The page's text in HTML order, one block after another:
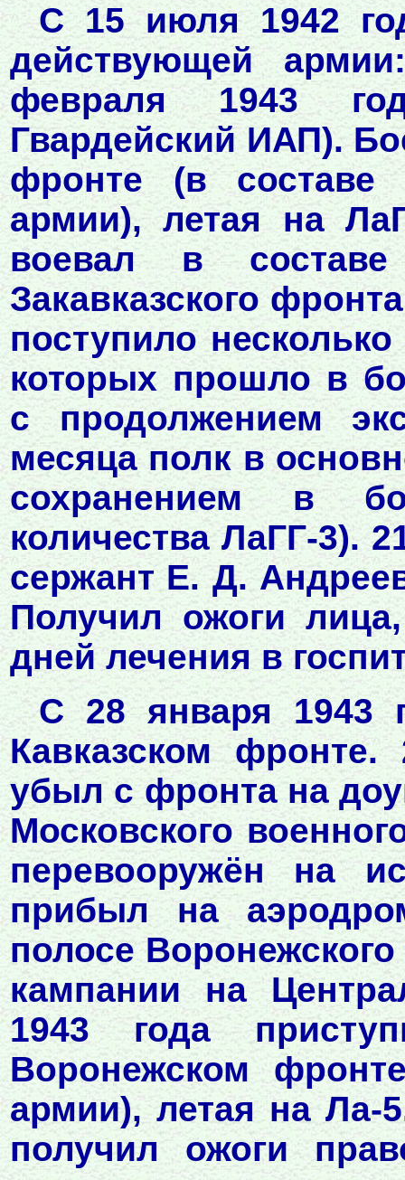
С 15 июля 1942
действующей
февраля 1943
Гвардейский ИАП).
фронте (в
армии), летая на
воевал в
Закавказского
поступило
которых прошло в
с продолжением
месяца полк в
сохранением в
количества ЛаГГ-3).
сержант Е. Д.
Получил ожоги
дней лечения в
С 28 января 1943
Кавказском
убыл с фронта на
Московского
перевооружён на
прибыл на
полосе
кампании на
1943 года
Воронежском
армии), летая на Ла-
получил ожоги